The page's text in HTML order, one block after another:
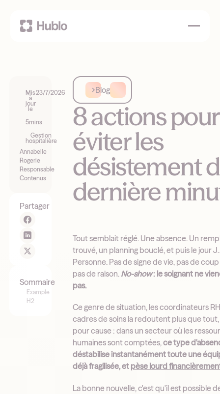
Mis
à
jour
le
23/7/2026
5mins
Gestion
hospitalière
Annabelle
Rogerie
Responsable
Contenus
Partager
Sommaire
Example
H2
Blog
8 actions pour
éviter les
désistement
dernière
Tout semblait réglé. Une absence. Un
trouvé, un planning bouclé, et puis le jour
Personne. Pas de signe de vie, pas de
pas de raison. No-show: le soignant ne
pas.
Ce genre de situation, les coordinateurs
cadres de soins la redoutent plus que
pour cause : dans un secteur où les
humaines sont comptées,ce type
déstabilise instantanément toute une
déjà fragilisée, et pèse lourd
La bonne nouvelle, c'est qu'il est possible